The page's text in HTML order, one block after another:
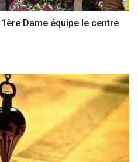
Dame équipe le centre